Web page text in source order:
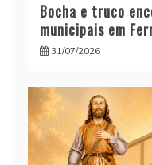
Bocha e truco
municipais em
31/07/2026